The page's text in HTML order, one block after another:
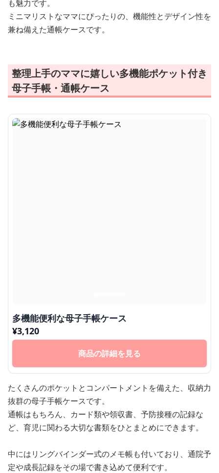
も魅力です。
ミニマリストなママにぴったりの、機能性とデザイン性を
兼ね備えた通帳ケースです。
整理上手のママに嬉しい多機能ポケット付き
母子手帳・通帳ケース
多機能便利な母子手帳ケース
¥3,120
商品の詳細を見る
たくさんのポケットとコンパートメントを備えた、収納力
抜群の母子手帳ケースです。
通帳はもちろん、カード類や領収書、予防接種の記録な
ど、育児に関わる大切な書類をひとまとめにできます。
中にはリングバインダー式のメモ帳も付いており、通院予
定や成長記録をその場で書き込めて便利です。